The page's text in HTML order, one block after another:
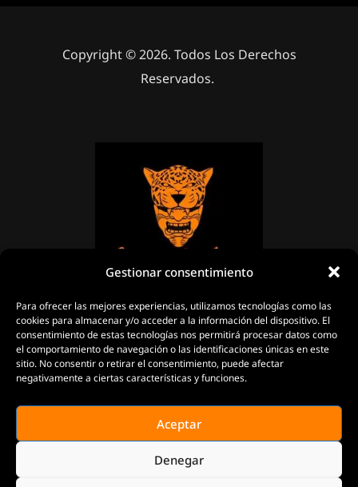
Gestionar consentimiento
Para ofrecer las mejores experiencias, utilizamos tecnologías como las
cookies para almacenar y/o acceder a la información del dispositivo. El
consentimiento de estas tecnologías nos permitirá procesar datos como
el comportamiento de navegación o las identificaciones únicas en este
sitio. No consentir o retirar el consentimiento, puede afectar
negativamente a ciertas características y funciones.
Aceptar
Denegar
Copyright © 2026. Todos Los Derechos
Reservados.